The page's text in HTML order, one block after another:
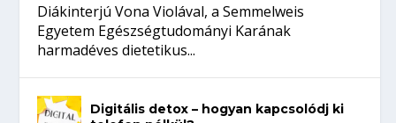
Diákinterjú Vona Violával, a Semmelweis
Egyetem Egészségtudományi Karának
harmadéves dietetikus...
Digitális detox – hogyan kapcsolódj ki